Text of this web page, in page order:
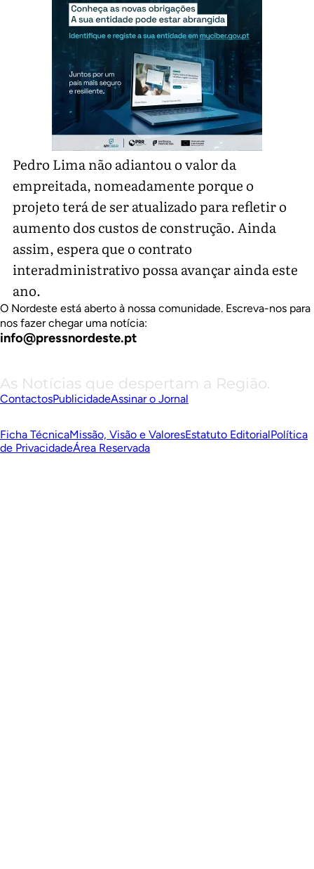
Pedro Lima não adiantou o valor da
empreitada, nomeadamente porque o
projeto terá de ser atualizado para refletir o
aumento dos custos de construção. Ainda
assim, espera que o contrato
interadministrativo possa avançar ainda este
ano.
O Nordeste está aberto à nossa comunidade. Escreva-nos para
nos fazer chegar uma notícia:
info@pressnordeste.pt
As Notícias que despertam a Região.
ContactosPublicidadeAssinar o Jornal
Ficha TécnicaMissão, Visão e ValoresEstatuto EditorialPolítica
de PrivacidadeÁrea Reservada